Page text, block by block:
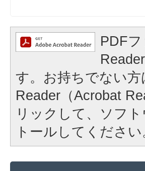
PDF
す。お持ちでない
Reader（Acrobat
リックして、ソフ
トールしてください